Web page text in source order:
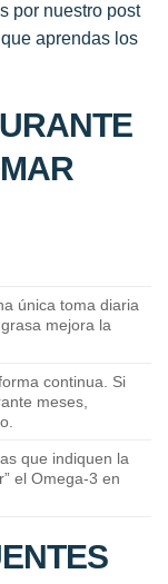
por nuestro post
aprendas los
única toma diaria
mejora la
continua. Si
meses,
que indiquen la
el Omega-3 en